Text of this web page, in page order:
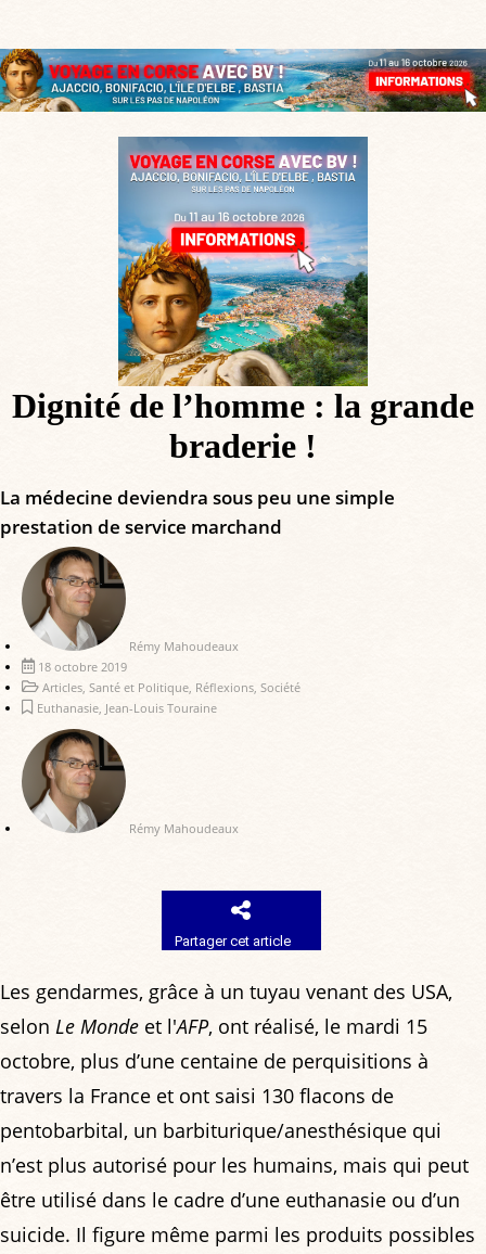
Dignité de l’homme : la grande
braderie !
La médecine deviendra sous peu une simple
prestation de service marchand
Rémy Mahoudeaux
18 octobre 2019
Articles Santé et Politique Réflexions Société
Euthanasie Jean-Louis Touraine
Rémy Mahoudeaux
Partager cet article
Les gendarmes, grâce à un tuyau venant des USA,
selon Le Monde et l'AFP, ont réalisé, le mardi 15
octobre, plus d’une centaine de perquisitions à
travers la France et ont saisi 130 flacons de
pentobarbital, un barbiturique/anesthésique qui
n’est plus autorisé pour les humains, mais qui peut
être utilisé dans le cadre d’une euthanasie ou d’un
suicide. Il figure même parmi les produits possibles